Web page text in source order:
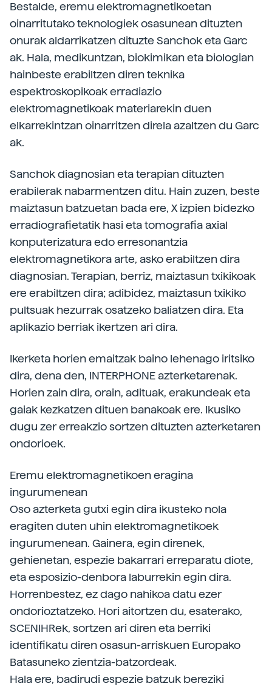
Bestalde, eremu elektromagnetikoetan
oinarritutako teknologiek osasunean dituzten
onurak aldarrikatzen dituzte Sanchok eta Garc
ak. Hala, medikuntzan, biokimikan eta biologian
hainbeste erabiltzen diren teknika
espektroskopikoak erradiazio
elektromagnetikoak materiarekin duen
elkarrekintzan oinarritzen direla azaltzen du Garc
ak.
Sanchok diagnosian eta terapian dituzten
erabilerak nabarmentzen ditu. Hain zuzen, beste
maiztasun batzuetan bada ere, X izpien bidezko
erradiografietatik hasi eta tomografia axial
konputerizatura edo erresonantzia
elektromagnetikora arte, asko erabiltzen dira
diagnosian. Terapian, berriz, maiztasun txikikoak
ere erabiltzen dira; adibidez, maiztasun txikiko
pultsuak hezurrak osatzeko baliatzen dira. Eta
aplikazio berriak ikertzen ari dira.
Ikerketa horien emaitzak baino lehenago iritsiko
dira, dena den, INTERPHONE azterketarenak.
Horien zain dira, orain, adituak, erakundeak eta
gaiak kezkatzen dituen banakoak ere. Ikusiko
dugu zer erreakzio sortzen dituzten azterketaren
ondorioek.
Eremu elektromagnetikoen eragina
ingurumenean
Oso azterketa gutxi egin dira ikusteko nola
eragiten duten uhin elektromagnetikoek
ingurumenean. Gainera, egin direnek,
gehienetan, espezie bakarrari erreparatu diote,
eta esposizio-denbora laburrekin egin dira.
Horrenbestez, ez dago nahikoa datu ezer
ondorioztatzeko. Hori aitortzen du, esaterako,
SCENIHRek, sortzen ari diren eta berriki
identifikatu diren osasun-arriskuen Europako
Batasuneko zientzia-batzordeak.
Hala ere, badirudi espezie batzuk bereziki